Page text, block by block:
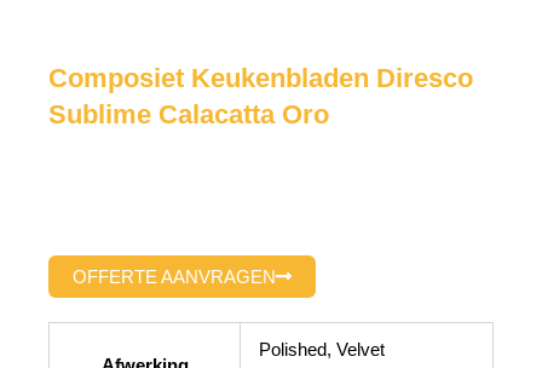
Composiet Keukenbladen Diresco
Sublime Calacatta Oro
OFFERTE AANVRAGEN
Polished, Velvet